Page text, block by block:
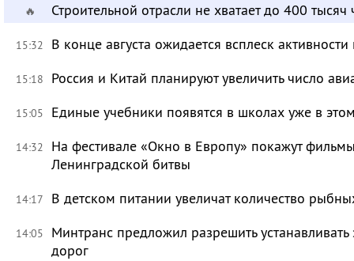
🔥 Строительной отрасли не хватает до 400 тысяч
15:32 В конце августа ожидается всплеск
15:18 Россия и Китай планируют увеличить число
15:05 Единые учебники появятся в школах уже в
14:32
На фестивале «Окно в Европу» покажут
Ленинградской битвы
14:17 В детском питании увеличат количество
14:05
Минтранс предложил разрешить
дорог